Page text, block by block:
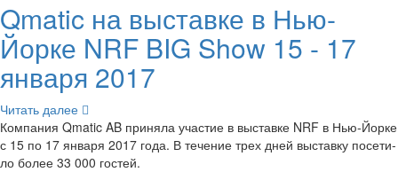
Qmatic на вы­став­ке в Нью-​
Йорке NRF BIG Show 15 - 17
ян­ва­ря 2017
Чи­тать далее
Ком­па­ния Qmatic AB при­ня­ла уча­стие в вы­став­ке NRF в Нью-​Йорке
с 15 по 17 ян­ва­ря 2017 года. В те­че­ние трех дней вы­став­ку по­се­ти­
ло более 33 000 го­стей.